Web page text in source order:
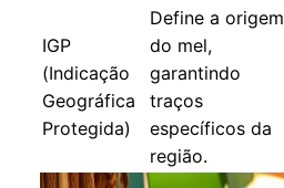
IGP
(Indicação
Geográfica
Protegida)
Define a origem
do mel,
garantindo
traços
específicos da
região.